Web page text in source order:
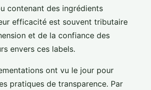
contenant des ingrédients
efficacité est souvent tributaire
et de la confiance des
envers ces labels.
ont vu le jour pour
pratiques de transparence. Par